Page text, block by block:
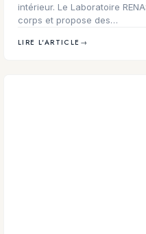
intérieur. Le Laboratoire
corps et propose des…
LIRE L'ARTICLE →